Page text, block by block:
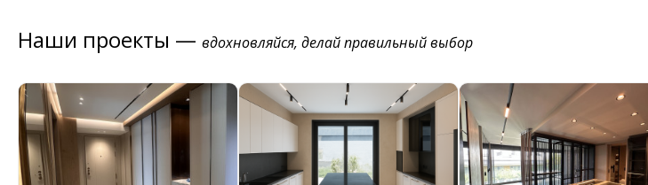
Наши проекты — вдохновляйся, делай правильный выбор